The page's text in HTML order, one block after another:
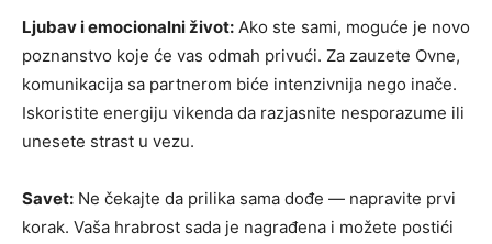
Ljubav i emocionalni život: Ako ste sami, moguće je novo
poznanstvo koje će vas odmah privući. Za zauzete Ovne,
komunikacija sa partnerom biće intenzivnija nego inače.
Iskoristite energiju vikenda da razjasnite nesporazume ili
unesete strast u vezu.
Savet: Ne čekajte da prilika sama dođe — napravite prvi
korak. Vaša hrabrost sada je nagrađena i možete postići